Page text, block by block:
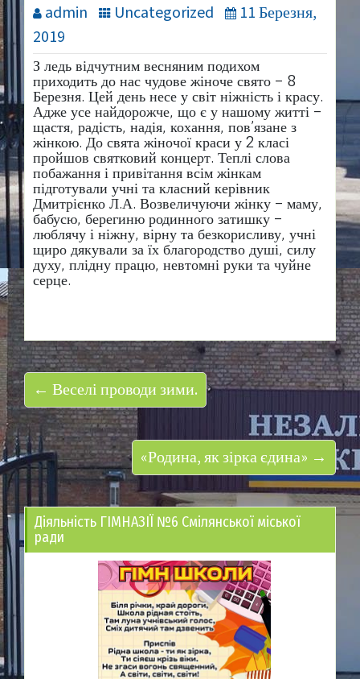
admin Uncategorized
11 Березня,
2019
З ледь відчутним весняним подихом
приходить до нас чудове жіноче свято – 8
Березня. Цей день несе у світ ніжність і красу.
Адже усе найдорожче, що є у нашому житті –
щастя, радість, надія, кохання, пов’язане з
жінкою. До свята жіночої краси у 2 класі
пройшов святковий концерт. Теплі слова
побажання і привітання всім жінкам
підготували учні та класний керівник
Дмитрієнко Л.А. Возвеличуючи жінку – маму,
бабусю, берегиню родинного затишку –
люблячу і ніжну, вірну та безкорисливу, учні
щиро дякували за їх благородство душі, силу
духу, плідну працю, невтомні руки та чуйне
серце.
← Веселі проводи зими.
«Родина, як зірка єдина» →
Діяльність ГІМНАЗІЇ №6 Смілянської міської
ради